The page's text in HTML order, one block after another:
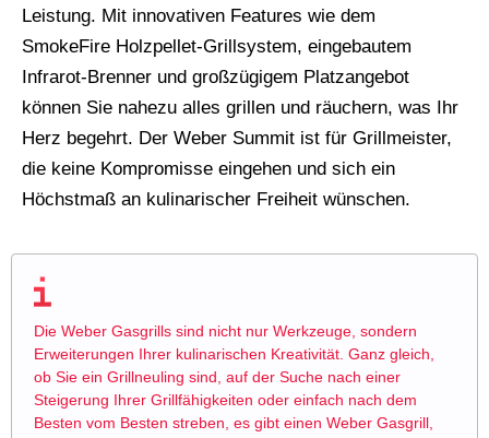
Leistung. Mit innovativen Features wie dem
SmokeFire Holzpellet-Grillsystem, eingebautem
Infrarot-Brenner und großzügigem Platzangebot
können Sie nahezu alles grillen und räuchern, was Ihr
Herz begehrt. Der Weber Summit ist für Grillmeister,
die keine Kompromisse eingehen und sich ein
Höchstmaß an kulinarischer Freiheit wünschen.
Die Weber Gasgrills sind nicht nur Werkzeuge, sondern
Erweiterungen Ihrer kulinarischen Kreativität. Ganz gleich,
ob Sie ein Grillneuling sind, auf der Suche nach einer
Steigerung Ihrer Grillfähigkeiten oder einfach nach dem
Besten vom Besten streben, es gibt einen Weber Gasgrill,